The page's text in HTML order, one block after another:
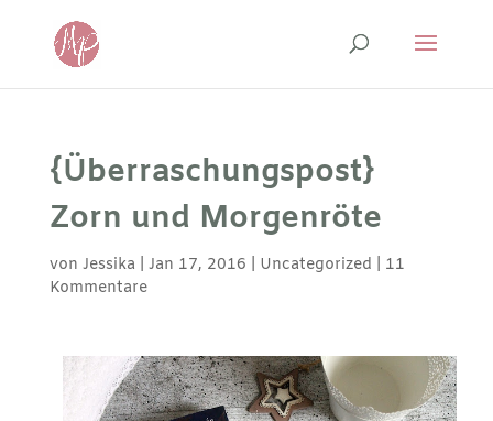
{Überraschungspost}
Zorn und Morgenröte
von Jessika Jan 17, 2016 Uncategorized
11
Kommentare